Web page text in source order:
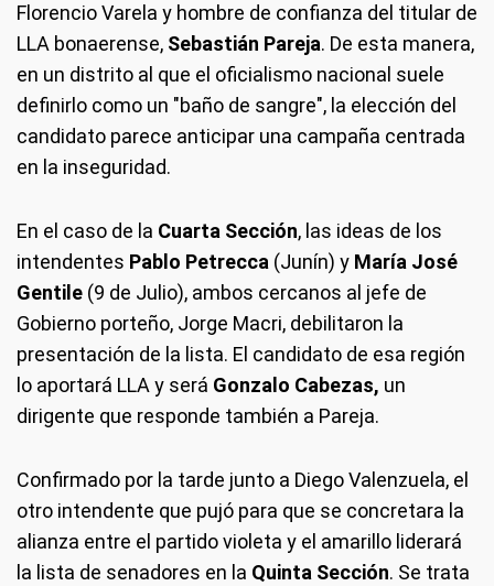
Florencio Varela y hombre de confianza del titular de
LLA bonaerense, Sebastián Pareja. De esta manera,
en un distrito al que el oficialismo nacional suele
definirlo como un "baño de sangre", la elección del
candidato parece anticipar una campaña centrada
en la inseguridad.
En el caso de la Cuarta Sección, las ideas de los
intendentes Pablo Petrecca (Junín) y María José
Gentile (9 de Julio), ambos cercanos al jefe de
Gobierno porteño, Jorge Macri, debilitaron la
presentación de la lista. El candidato de esa región
lo aportará LLA y será Gonzalo Cabezas, un
dirigente que responde también a Pareja.
Confirmado por la tarde junto a Diego Valenzuela, el
otro intendente que pujó para que se concretara la
alianza entre el partido violeta y el amarillo liderará
la lista de senadores en la Quinta Sección. Se trata